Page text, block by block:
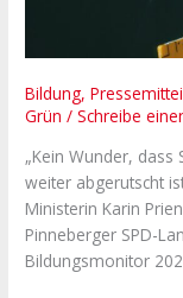
Bildung,
Grün /Schreibe
„Kein Wunder,
weiter abgerutscht
Ministerin Karin
Pinneberger SPD-
Bildungsmonitor